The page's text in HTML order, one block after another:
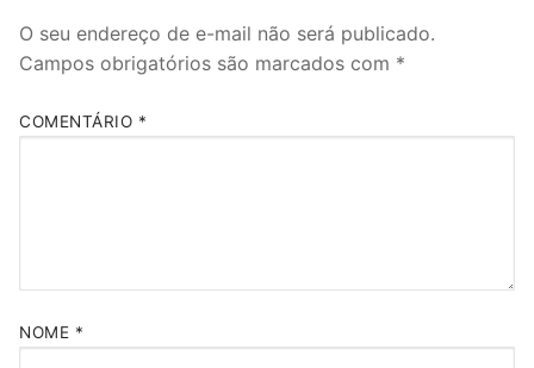
O seu endereço de e-mail não será publicado.
Campos obrigatórios são marcados com *
COMENTÁRIO *
NOME *